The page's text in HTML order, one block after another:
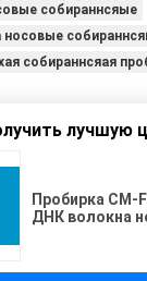
собираннсяые
носовые
собираннсяая
лучшую
Пробирка CM-
ДНК волокна